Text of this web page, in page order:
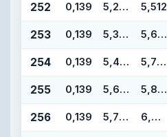
252 0,139 5,234 5,512
253 0,139 5,359 5,637
254 0,139 5,484 5,762
255 0,139 5,609 5,887
256 0,139 5,734 6,012